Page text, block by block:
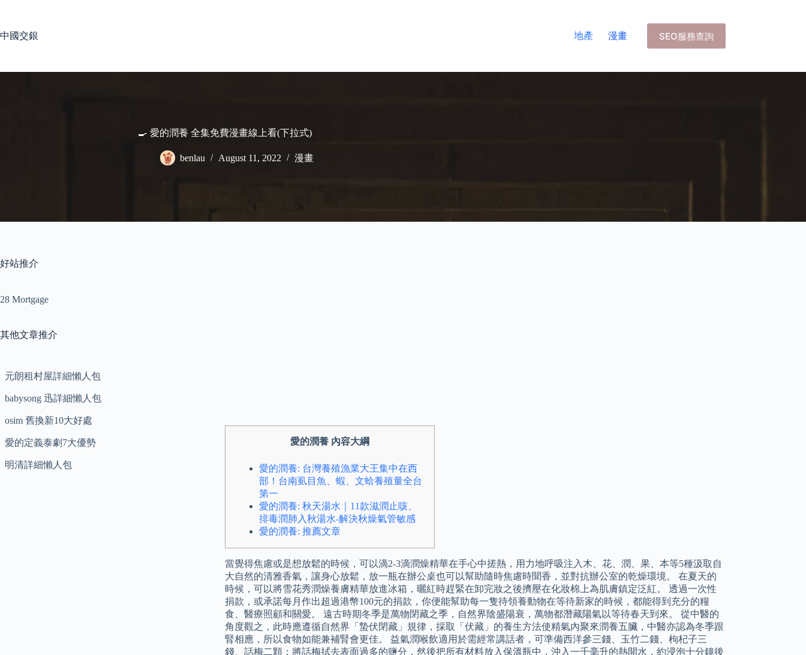
中國交銀
地產 漫畫 SEO服務查詢
🍳 愛的潤養 全集免費漫畫線上看(下拉式)
benlau August 11, 2022 漫畫
愛的潤養 內容大綱
愛的潤養: 台灣養殖漁業大王集中在西
部！台南虱目魚、蝦、文蛤養殖量全台
第一
愛的潤養: 秋天湯水｜11款滋潤止咳、
排毒潤肺入秋湯水-解決秋燥氣管敏感
愛的潤養: 推薦文章
當覺得焦慮或是想放鬆的時候，可以滴2-3滴潤燥精華在手心中搓熱，用力地呼吸注入木、花、潤、果、本等5種汲取自
大自然的清雅香氣，讓身心放鬆，放一瓶在辦公桌也可以幫助隨時焦慮時聞香，並對抗辦公室的乾燥環境。 在夏天的
時候，可以將雪花秀潤燥養膚精華放進冰箱，曬紅時趕緊在卸完妝之後擠壓在化妝棉上為肌膚鎮定泛紅。 透過一次性
捐款，或承諾每月作出超過港幣100元的捐款，你便能幫助每一隻待領養動物在等待新家的時候，都能得到充分的糧
食、醫療照顧和關愛。 遠古時期冬季是萬物閉藏之季，自然界陰盛陽衰，萬物都潛藏陽氣以等待春天到來。 從中醫的
角度觀之，此時應遵循自然界「蟄伏閉藏」規律，採取「伏藏」的養生方法使精氣內聚來潤養五臟，中醫亦認為冬季跟
腎相應，所以食物如能兼補腎會更佳。 益氣潤喉飲適用於需經常講話者，可準備西洋參三錢、玉竹二錢、枸杞子三
錢、話梅二顆；將話梅拭去表面過多的鹽分，然後把所有材料放入保溫瓶中，沖入一千毫升的熱開水，約浸泡十分鐘後
好站推介
28 Mortgage
其他文章推介
元朗租村屋詳細懶人包
babysong 迅詳細懶人包
osim 舊換新10大好處
愛的定義泰劇7大優勢
明清詳細懶人包